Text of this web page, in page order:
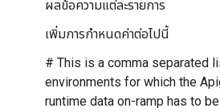
ผลข้อความแต่ละรายการ
เพิ่มการกำหนดค่าต่อไปนี้
# This is a comma separated
environments for which the
runtime data on-ramp has to